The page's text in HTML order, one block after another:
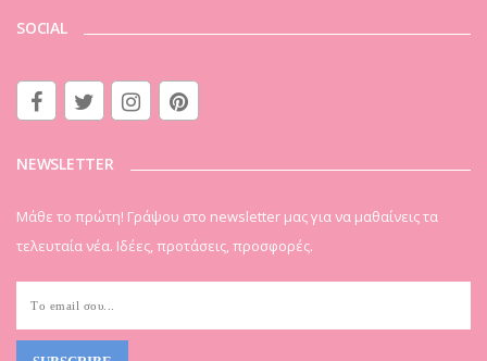
SOCIAL
NEWSLETTER
Μάθε το πρώτη! Γράψου στο newsletter μας για να μαθαίνεις τα
τελευταία νέα. Ιδέες, προτάσεις, προσφορές.